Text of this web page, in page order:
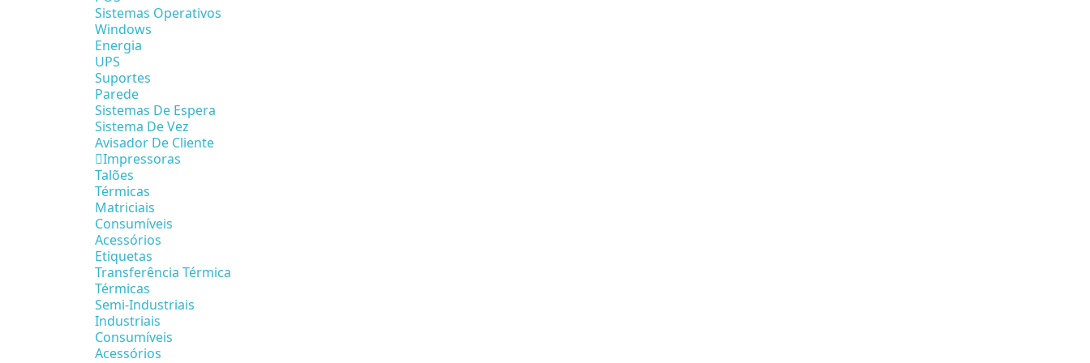
Sistemas Operativos
Windows
Energia
UPS
Suportes
Parede
Sistemas De Espera
Sistema De Vez
Avisador De Cliente
Impressoras
Talões
Térmicas
Matriciais
Consumíveis
Acessórios
Etiquetas
Transferência Térmica
Térmicas
Semi-Industriais
Industriais
Consumíveis
Acessórios